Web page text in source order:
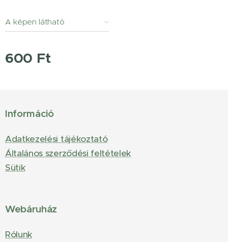
A képen látható
600 Ft
Információ
Adatkezelési tájékoztató
Általános szerződési feltételek
Sütik
Webáruház
Rólunk